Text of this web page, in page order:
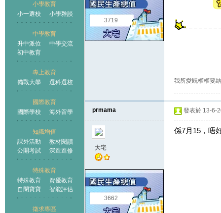
小學教育
小一選校
小學雜談
中學教育
升中派位
中學交流
初中教育
專上教育
備戰大學
選科選校
國際教育
國際學校
海外留學
知識增值
課外活動
教材閱讀
公開考試
深造進修
特殊教育
特殊教育
資優教育
自閉寶寶
智能評估
徵求專區
3719
我所愛既權權要
prmama
大宅
3662
發表於 13-6-
係7月15，唔